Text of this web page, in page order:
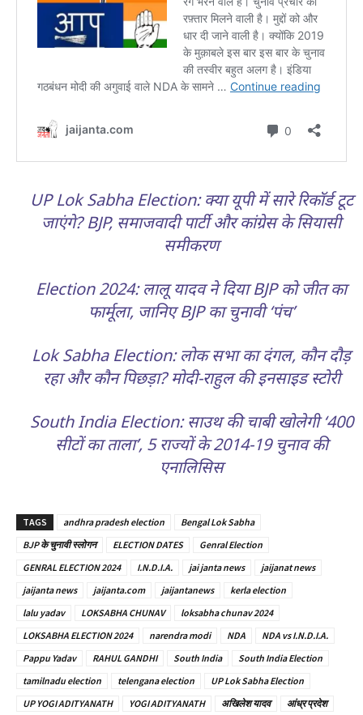
UP Lok Sabha Election: क्या यूपी में सारे रिकॉर्ड टूट
जाएंगे? BJP, समाजवादी पार्टी और कांग्रेस के सियासी
समीकरण
Election 2024: लालू यादव ने दिया BJP को जीत का
फार्मूला, जानिए BJP का चुनावी ‘पंच’
Lok Sabha Election: लोक सभा का दंगल, कौन दौड़
रहा और कौन पिछड़ा? मोदी-राहुल की इनसाइड स्टोरी
South India Election: साउथ की चाबी खोलेगी ‘400
सीटों का ताला’, 5 राज्यों के 2014-19 चुनाव की
एनालिसिस
TAGS andhra pradesh election
Bengal Lok Sabha
BJP के चुनावी स्लोगन
ELECTION DATES
Genral Election
GENRAL ELECTION 2024
I.N.D.I.A. jai janta news
jaijanat news
jaijanta news
jaijanta.com jaijantanews
kerla election
lalu yadav
LOKSABHA CHUNAV
loksabha chunav 2024
LOKSABHA ELECTION 2024
narendra modi NDA
NDA vs I.N.D.I.A.
Pappu Yadav
RAHUL GANDHI South India
South India Election
tamilnadu election
telengana election
UP Lok Sabha Election
UP YOGI ADITYANATH
YOGI ADITYANATH अखिलेश यादव
आंध्र प्रदेश